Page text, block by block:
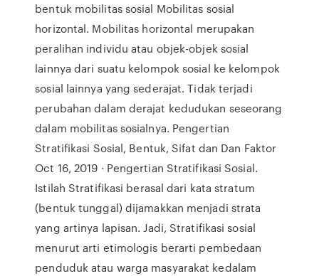
bentuk mobilitas sosial Mobilitas sosial
horizontal. Mobilitas horizontal merupakan
peralihan individu atau objek-objek sosial
lainnya dari suatu kelompok sosial ke kelompok
sosial lainnya yang sederajat. Tidak terjadi
perubahan dalam derajat kedudukan seseorang
dalam mobilitas sosialnya. Pengertian
Stratifikasi Sosial, Bentuk, Sifat dan Dan Faktor
Oct 16, 2019 · Pengertian Stratifikasi Sosial.
Istilah Stratifikasi berasal dari kata stratum
(bentuk tunggal) dijamakkan menjadi strata
yang artinya lapisan. Jadi, Stratifikasi sosial
menurut arti etimologis berarti pembedaan
penduduk atau warga masyarakat kedalam